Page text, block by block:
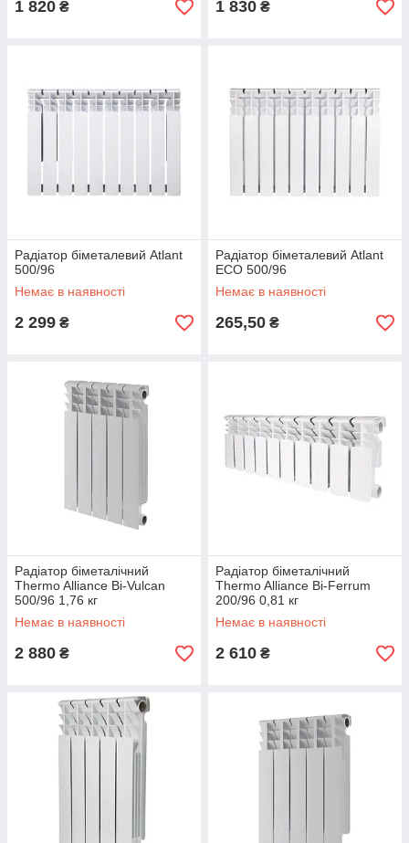
1 820 ₴ 1 830 ₴
Радіатор біметалевий Atlant
500/96
Немає в наявності
2 299 ₴
Радіатор біметалевий Atlant
ECO 500/96
Немає в наявності
265,50 ₴
Радіатор біметалічний
Thermo Alliance Bi-Vulcan
500/96 1,76 кг
Немає в наявності
2 880 ₴
Радіатор біметалічний
Thermo Alliance Bi-Ferrum
200/96 0,81 кг
Немає в наявності
2 610 ₴